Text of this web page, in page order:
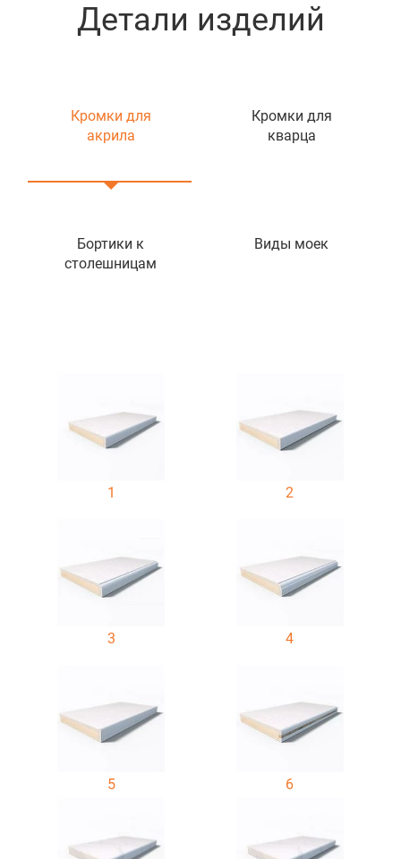
Детали изделий
Кромки для
акрила
Кромки для
кварца
Бортики к
столешницам
Виды моек
1 2
3 4
5 6